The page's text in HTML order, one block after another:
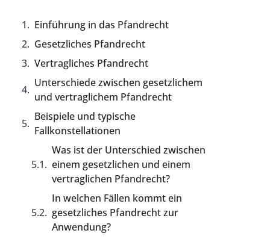
Einführung in das Pfandrecht
Gesetzliches Pfandrecht
Vertragliches Pfandrecht
Unterschiede zwischen gesetzlichem
und vertraglichem Pfandrecht
Beispiele und typische
Fallkonstellationen
Was ist der Unterschied zwischen
einem gesetzlichen und einem
vertraglichen Pfandrecht?
In welchen Fällen kommt ein
gesetzliches Pfandrecht zur
Anwendung?